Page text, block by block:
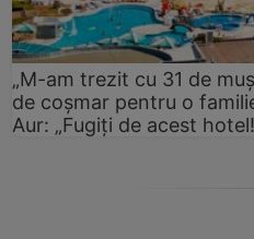
„M-am trezit cu 31 de
de coșmar pentru o
Aur: „Fugiți de acest